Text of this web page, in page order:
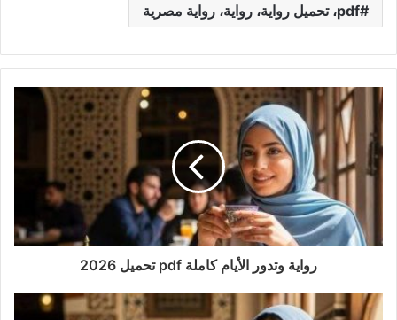
pdf، تحميل رواية، رواية، رواية مصرية
رواية وتدور الأيام كاملة pdf تحميل 2026